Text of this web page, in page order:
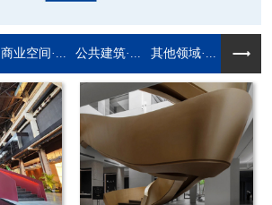
商业空间·... 公共建筑·... 其他领域·...